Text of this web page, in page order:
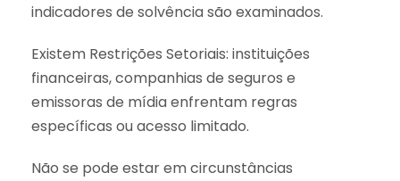
indicadores de solvência são examinados.
Existem Restrições Setoriais: instituições
financeiras, companhias de seguros e
emissoras de mídia enfrentam regras
específicas ou acesso limitado.
Não se pode estar em circunstâncias